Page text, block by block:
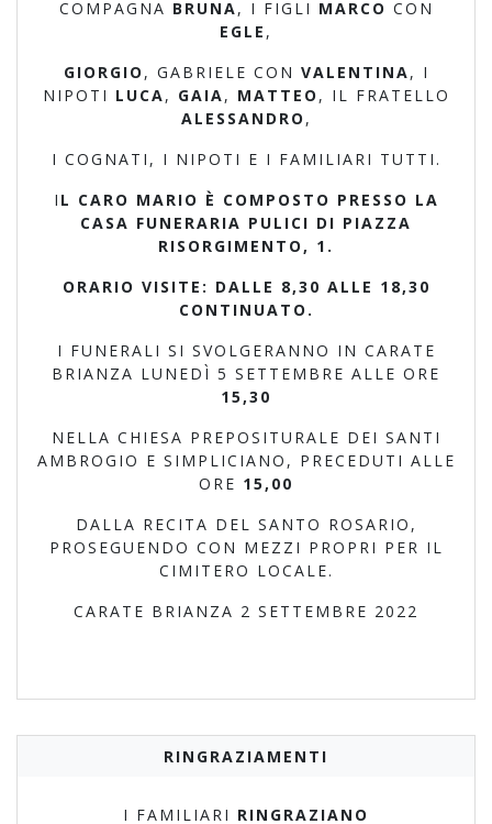
COMPAGNA BRUNA, I FIGLI MARCO CON
EGLE ,
GIORGIO , GABRIELE CON VALENTINA, I
NIPOTI LUCA, GAIA, MATTEO , IL FRATELLO
ALESSANDRO ,
I COGNATI, I NIPOTI E I FAMILIARI TUTTI.
I L CARO MARIO È COMPOSTO PRESSO LA
CASA FUNERARIA PULICI DI PIAZZA
RISORGIMENTO, 1.
ORARIO VISITE: DALLE 8,30 ALLE 18,30
CONTINUATO.
I FUNERALI SI SVOLGERANNO IN CARATE
BRIANZA LUNEDÌ 5 SETTEMBRE ALLE ORE
15,30
NELLA CHIESA PREPOSITURALE DEI SANTI
AMBROGIO E SIMPLICIANO, PRECEDUTI ALLE
ORE 15,00
DALLA RECITA DEL SANTO ROSARIO,
PROSEGUENDO CON MEZZI PROPRI PER IL
CIMITERO LOCALE.
CARATE BRIANZA 2 SETTEMBRE 2022
RINGRAZIAMENTI
I FAMILIARI RINGRAZIANO